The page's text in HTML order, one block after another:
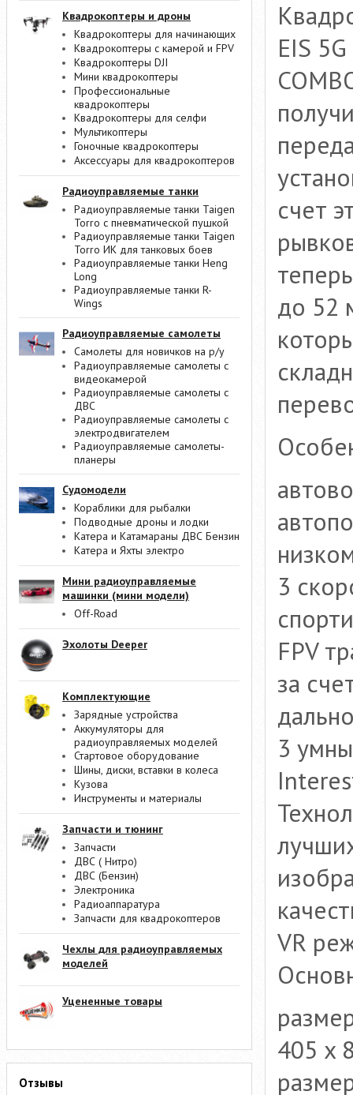
Квадрокоптеры и дроны
Квадрокоптеры для начинающих
Квадрокоптеры с камерой и FPV
Квадрокоптеры DJI
Мини квадрокоптеры
Профессиональные
квадрокоптеры
Квадрокоптеры для селфи
Мультикоптеры
Гоночные квадрокоптеры
Аксессуары для квадрокоптеров
Радиоуправляемые танки
Радиоуправляемые танки Taigen
Torro с пневматической пушкой
Радиоуправляемые танки Taigen
Torro ИК для танковых боев
Радиоуправляемые танки Heng
Long
Радиоуправляемые танки R-
Wings
Радиоуправляемые самолеты
Самолеты для новичков на р/у
Радиоуправляемые самолеты с
видеокамерой
Радиоуправляемые самолеты с
ДВС
Радиоуправляемые самолеты с
электродвигателем
Радиоуправляемые самолеты-
планеры
Судомодели
Кораблики для рыбалки
Подводные дроны и лодки
Катера и Катамараны ДВС Бензин
Катера и Яхты электро
Мини радиоуправляемые
машинки (мини модели)
Off-Road
Эхолоты Deeper
Комплектующие
Зарядные устройства
Аккумуляторы для
радиоуправляемых моделей
Стартовое оборудование
Шины, диски, вставки в колеса
Кузова
Инструменты и материалы
Запчасти и тюнинг
Запчасти
ДВС ( Нитро)
ДВС (Бензин)
Электроника
Радиоаппаратура
Запчасти для квадрокоптеров
Чехлы для радиоуправляемых
моделей
Уцененные товары
Отзывы
EIS
счет
до 52
3
FPV
за
3
VR
405 x